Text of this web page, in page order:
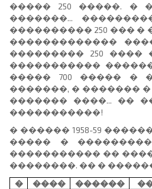
����� 250 �����. �
�������...
���������� 250 ���
�������������
��������� 250 ����
�����������
����� 700 ����� �
�������, � �������
������� ����... ��
�����������!
� ������ 1958-59
����� �
����������� ��
��������. �� �
�
���� ������